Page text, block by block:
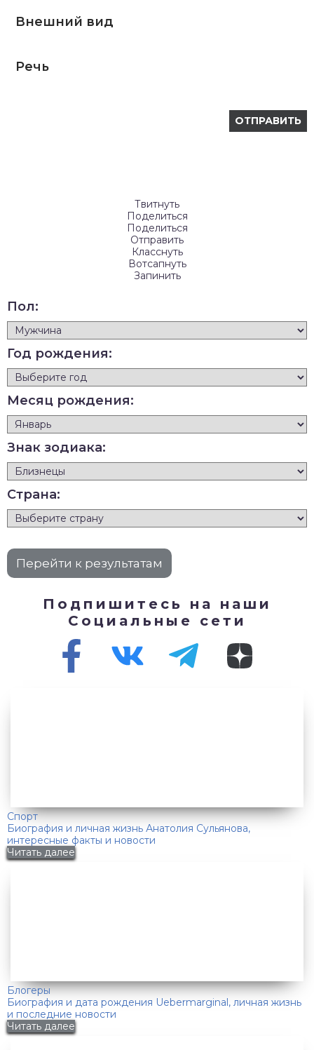
Внешний вид
Речь
Твитнуть
Поделиться
Поделиться
Отправить
Класснуть
Вотсапнуть
Запинить
Пол:
Год рождения:
Месяц рождения:
Знак зодиака:
Страна:
Подпишитесь на наши
Социальные сети
Спорт
Биография и личная жизнь Анатолия Сульянова,
интересные факты и новости
Читать далее
Блогеры
Биография и дата рождения Uebermarginal, личная жизнь
и последние новости
Читать далее